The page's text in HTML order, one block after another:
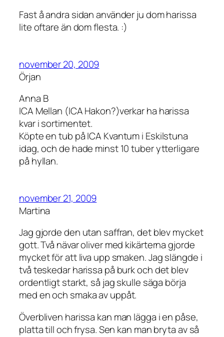
Fast å andra sidan använder ju dom harissa
lite oftare än dom flesta. :)
november 20, 2009
Örjan
Anna B
ICA Mellan (ICA Hakon?)verkar ha harissa
kvar i sortimentet.
Köpte en tub på ICA Kvantum i Eskilstuna
idag, och de hade minst 10 tuber ytterligare
på hyllan.
november 21, 2009
Martina
Jag gjorde den utan saffran, det blev mycket
gott. Två nävar oliver med kikärterna gjorde
mycket för att liva upp smaken. Jag slängde i
två teskedar harissa på burk och det blev
ordentligt starkt, så jag skulle säga börja
med en och smaka av uppåt.
Överbliven harissa kan man lägga i en påse,
platta till och frysa. Sen kan man bryta av så